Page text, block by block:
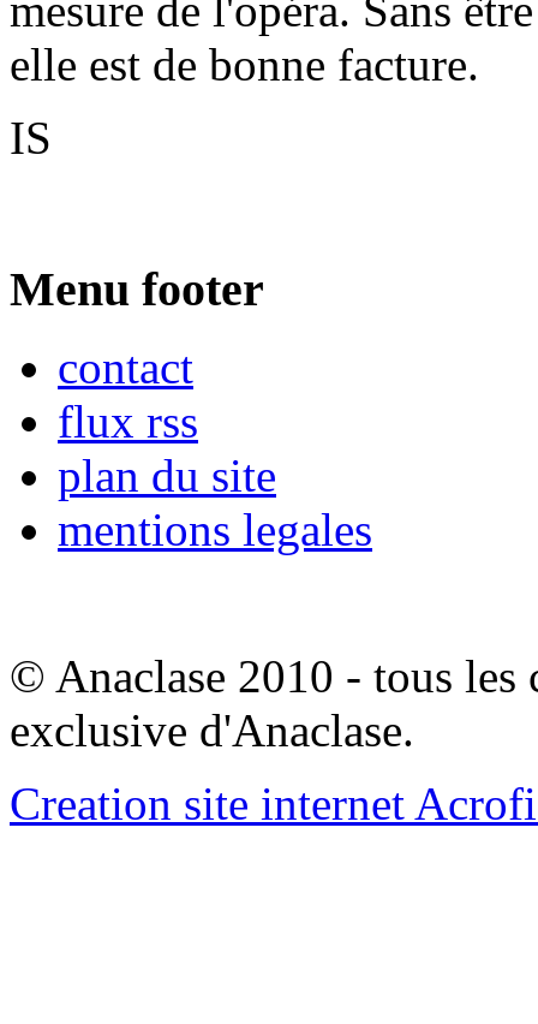
elle est de bonne facture.
IS
Menu footer
contact
flux rss
plan du site
mentions legales
© Anaclase 2010 - tous les
exclusive d'Anaclase.
Creation site internet